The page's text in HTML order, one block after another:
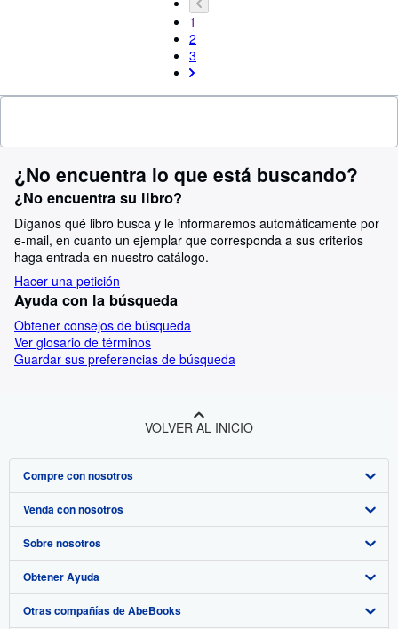
1
2
3
¿No encuentra lo que está buscando?
¿No encuentra su libro?
Díganos qué libro busca y le informaremos automáticamente por
e-mail, en cuanto un ejemplar que corresponda a sus criterios
haga entrada en nuestro catálogo.
Hacer una petición
Ayuda con la búsqueda
Obtener consejos de búsqueda
Ver glosario de términos
Guardar sus preferencias de búsqueda
VOLVER AL INICIO
Compre con nosotros
Búsqueda avanzada
Colecciones
Mi cuenta
Mis pedidos
Venda con nosotros
Comenzar a vender
Únase a nuestro programa de afiliados
Recomiende un vendedor
Sobre nosotros
Sobre IberLibro
Medios
Obtener Ayuda
Preguntas frecuentes y guías
Otras compañías de AbeBooks